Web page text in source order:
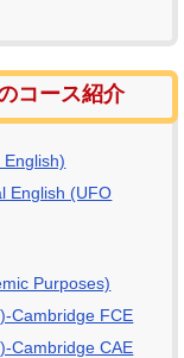
コース紹介
English (UFO
Purposes)
Cambridge FCE
Cambridge CAE